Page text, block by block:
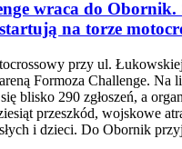
wraca do Obornik.
na torze
przy ul.
Formoza Challenge. Na
blisko 290 zgłoszeń, a
przeszkód, wojskowe
i dzieci. Do Obornik